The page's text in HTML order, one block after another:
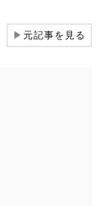
▶元記事を見る